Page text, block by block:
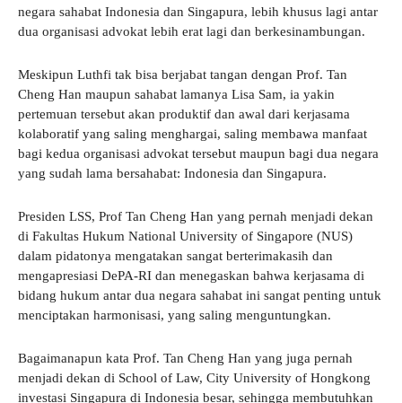
negara sahabat Indonesia dan Singapura, lebih khusus lagi antar
dua organisasi advokat lebih erat lagi dan berkesinambungan.
Meskipun Luthfi tak bisa berjabat tangan dengan Prof. Tan
Cheng Han maupun sahabat lamanya Lisa Sam, ia yakin
pertemuan tersebut akan produktif dan awal dari kerjasama
kolaboratif yang saling menghargai, saling membawa manfaat
bagi kedua organisasi advokat tersebut maupun bagi dua negara
yang sudah lama bersahabat: Indonesia dan Singapura.
Presiden LSS, Prof Tan Cheng Han yang pernah menjadi dekan
di Fakultas Hukum National University of Singapore (NUS)
dalam pidatonya mengatakan sangat berterimakasih dan
mengapresiasi DePA-RI dan menegaskan bahwa kerjasama di
bidang hukum antar dua negara sahabat ini sangat penting untuk
menciptakan harmonisasi, yang saling menguntungkan.
Bagaimanapun kata Prof. Tan Cheng Han yang juga pernah
menjadi dekan di School of Law, City University of Hongkong
investasi Singapura di Indonesia besar, sehingga membutuhkan